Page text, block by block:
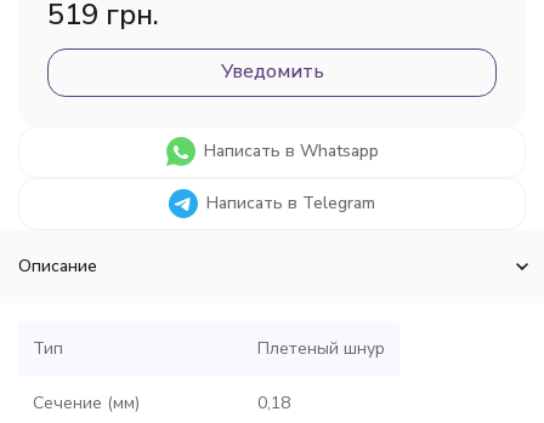
519 грн.
Уведомить
Написать в Whatsapp
Написать в Telegram
Описание
Тип Плетеный шнур
Сечение (мм) 0,18